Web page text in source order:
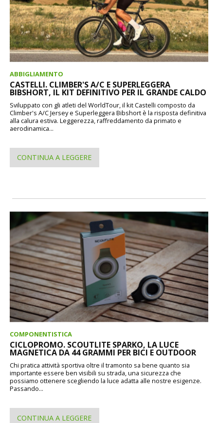
ABBIGLIAMENTO
CASTELLI. CLIMBER'S A/C E SUPERLEGGERA
BIBSHORT, IL KIT DEFINITIVO PER IL GRANDE CALDO
Sviluppato con gli atleti del WorldTour, il kit Castelli composto da
Climber's A/C Jersey e Superleggera Bibshort è la risposta definitiva
alla calura estiva. Leggerezza, raffreddamento da primato e
aerodinamica...
CONTINUA A LEGGERE
COMPONENTISTICA
CICLOPROMO. SCOUTLITE SPARKO, LA LUCE
MAGNETICA DA 44 GRAMMI PER BICI E OUTDOOR
Chi pratica attività sportiva oltre il tramonto sa bene quanto sia
importante essere ben visibili su strada, una sicurezza che
possiamo ottenere scegliendo la luce adatta alle nostre esigenze.
Passando...
CONTINUA A LEGGERE